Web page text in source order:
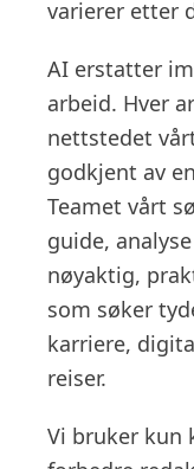
varierer etter
AI erstatter
arbeid. Hver
nettstedet
godkjent av
Teamet vårt
guide,
nøyaktig,
som søker
karriere,
reiser.
Vi bruker kun